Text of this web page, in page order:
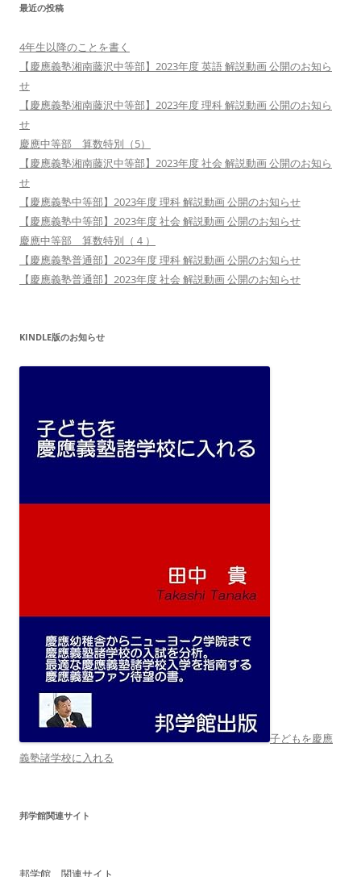
最近の投稿
4年生以降のことを書く
【慶應義塾湘南藤沢中等部】2023年度 英語 解説動画 公開のお知ら
せ
【慶應義塾湘南藤沢中等部】2023年度 理科 解説動画 公開のお知ら
せ
慶應中等部 算数特別（5）
【慶應義塾湘南藤沢中等部】2023年度 社会 解説動画 公開のお知ら
せ
【慶應義塾中等部】2023年度 理科 解説動画 公開のお知らせ
【慶應義塾中等部】2023年度 社会 解説動画 公開のお知らせ
慶應中等部 算数特別（４）
【慶應義塾普通部】2023年度 理科 解説動画 公開のお知らせ
【慶應義塾普通部】2023年度 社会 解説動画 公開のお知らせ
KINDLE版のお知らせ
子どもを慶應
義塾諸学校に入れる
邦学館関連サイト
邦学館 関連サイト